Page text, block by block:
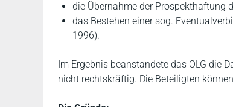
die Übernahme der Prospekthaftung
das Bestehen einer sog.
1996).
Im Ergebnis beanstandete das OLG die
nicht rechtskräftig. Die Beteiligten